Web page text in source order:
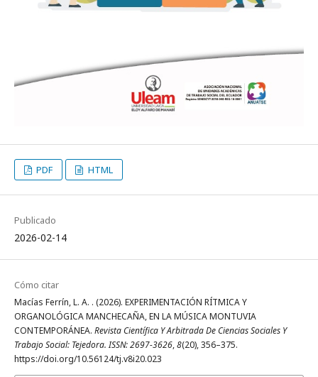
PDF HTML
Publicado
2026-02-14
Cómo citar
Macías Ferrín, L. A. . (2026). EXPERIMENTACIÓN RÍTMICA Y
ORGANOLÓGICA MANCHECAÑA, EN LA MÚSICA MONTUVIA
CONTEMPORÁNEA. Revista Científica Y Arbitrada De Ciencias Sociales Y
Trabajo Social: Tejedora. ISSN: 2697-3626,8(20), 356–375.
https://doi.org/10.56124/tj.v8i20.023